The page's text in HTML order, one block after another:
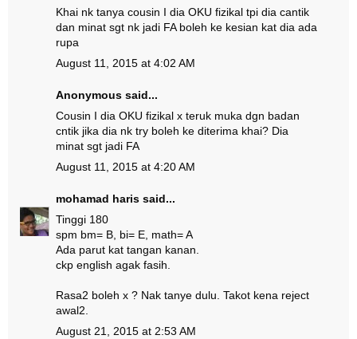
Khai nk tanya cousin I dia OKU fizikal tpi dia cantik
dan minat sgt nk jadi FA boleh ke kesian kat dia ada
rupa
August 11, 2015 at 4:02 AM
Anonymous said...
Cousin I dia OKU fizikal x teruk muka dgn badan
cntik jika dia nk try boleh ke diterima khai? Dia
minat sgt jadi FA
August 11, 2015 at 4:20 AM
mohamad haris said...
Tinggi 180
spm bm= B, bi= E, math= A
Ada parut kat tangan kanan.
ckp english agak fasih.
Rasa2 boleh x ? Nak tanye dulu. Takot kena reject
awal2.
August 21, 2015 at 2:53 AM